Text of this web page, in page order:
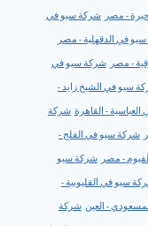
- مصر شركة سيو في
في الدقهلية - مصر
- مصر شركة سيو في
سيو في الشيخ زايد -
- القاهرة شركة
شركة سيو في الفلج -
- مصر شركة سيو
سيو في القليوبية -
- العين شركة